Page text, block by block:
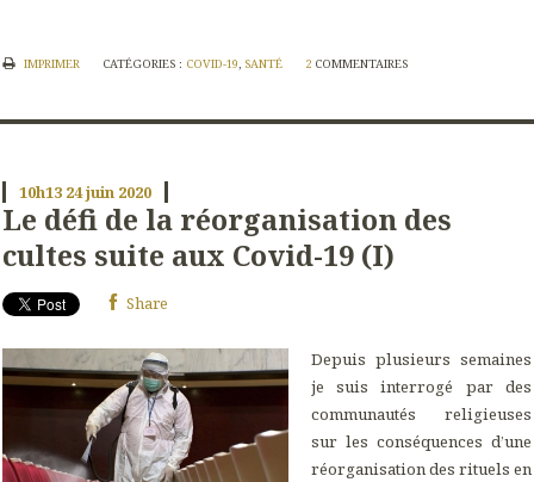
IMPRIMER CATÉGORIES : COVID-19 SANTÉ 2 COMMENTAIRES
10h13 24juin 2020
Le défi de la réorganisation des
cultes suite aux Covid-19 (I)
Share
Depuis plusieurs semaines
je suis interrogé par des
communautés religieuses
sur les conséquences d’une
réorganisation des rituels en